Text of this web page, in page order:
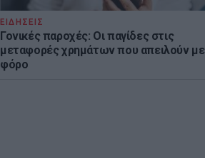
ΕΙΔΗΣΕΙΣ
Γονικές παροχές: Οι παγίδες στις
μεταφορές χρημάτων που απειλούν με
φόρο